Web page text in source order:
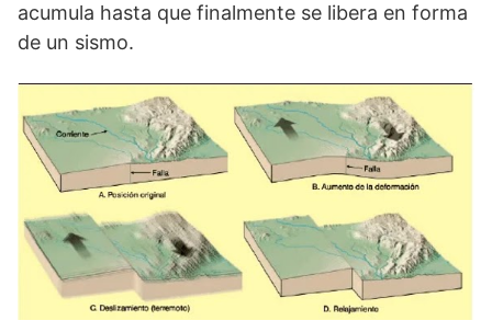
acumula hasta que finalmente se libera en forma
de un sismo.